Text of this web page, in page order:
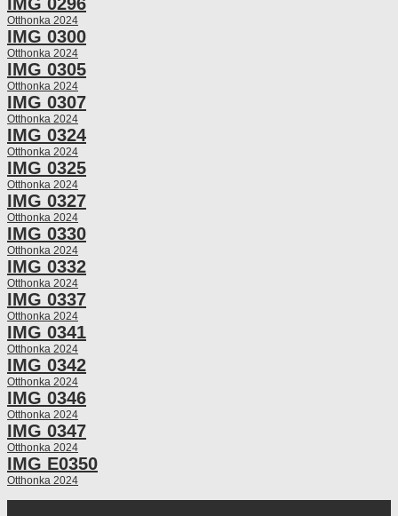
Otthonka 2024
IMG 0300
Otthonka 2024
IMG 0305
Otthonka 2024
IMG 0307
Otthonka 2024
IMG 0324
Otthonka 2024
IMG 0325
Otthonka 2024
IMG 0327
Otthonka 2024
IMG 0330
Otthonka 2024
IMG 0332
Otthonka 2024
IMG 0337
Otthonka 2024
IMG 0341
Otthonka 2024
IMG 0342
Otthonka 2024
IMG 0346
Otthonka 2024
IMG 0347
Otthonka 2024
IMG E0350
Otthonka 2024